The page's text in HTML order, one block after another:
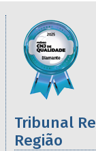
Informações
Imagem
Tribunal
Região